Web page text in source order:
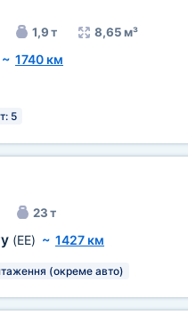
1,9 т 8,65 м³
~ 1740 км
5
23 т
(EE) ~ 1427 км
(окреме авто)